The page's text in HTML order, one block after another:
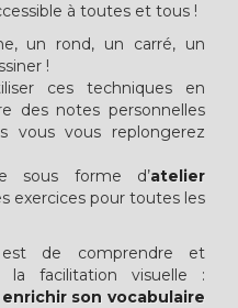
à toutes et tous !
un rond, un carré, un
!
ces techniques en
des notes personnelles
vous vous replongerez
sous forme d’atelier
exercices pour toutes les
de comprendre et
la facilitation visuelle :
enrichir son vocabulaire